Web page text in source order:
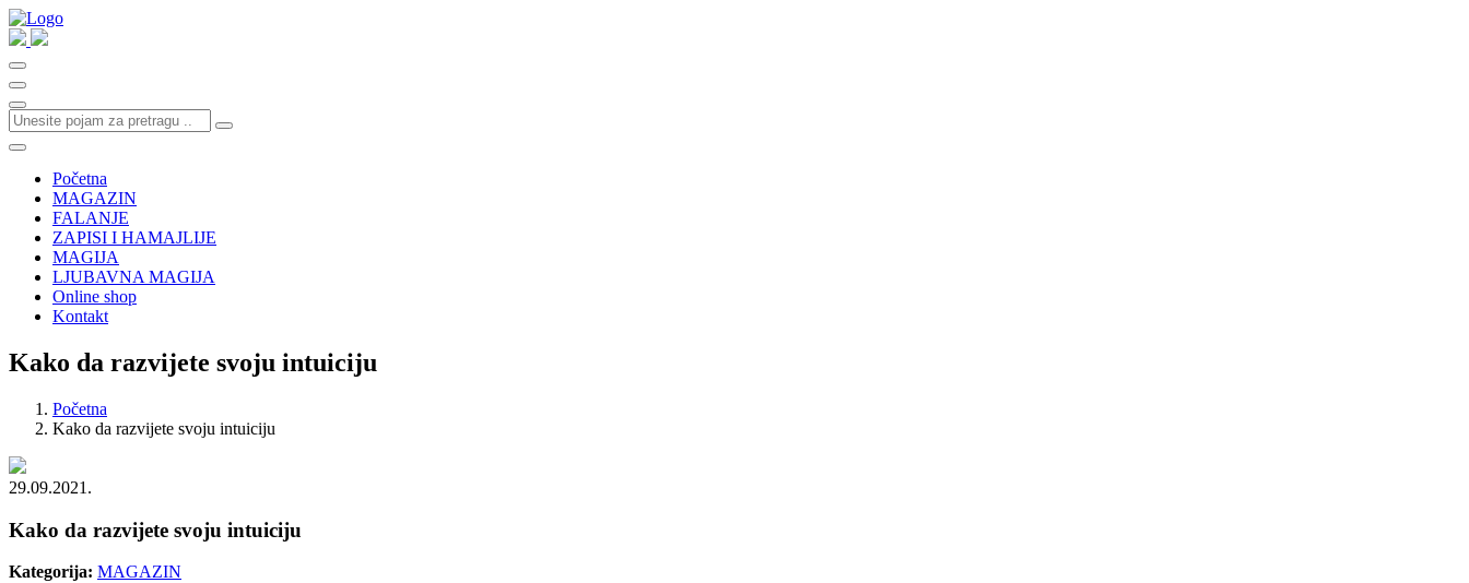
Početna
MAGAZIN
FALANJE
ZAPISI I HAMAJLIJE
MAGIJA
LJUBAVNA MAGIJA
Online shop
Kontakt
Kako da razvijete svoju intuiciju
Početna
Kako da razvijete svoju intuiciju
29.09.2021.
Kako da razvijete svoju intuiciju
Kategorija: MAGAZIN